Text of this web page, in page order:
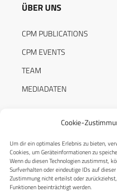
Cookie-
Um dir ein optimales Erlebnis zu bieten,
Cookies, um Geräteinformationen zu
Wenn du diesen Technologien zustimmst,
Surfverhalten oder eindeutige IDs auf
Zustimmung nicht erteilst oder
Funktionen beeinträchtigt werden.
ÜBER UNS
CPM PUBLICATIONS
CPM EVENTS
TEAM
MEDIADATEN
RECHTLICHES
Datenschutzerklärung